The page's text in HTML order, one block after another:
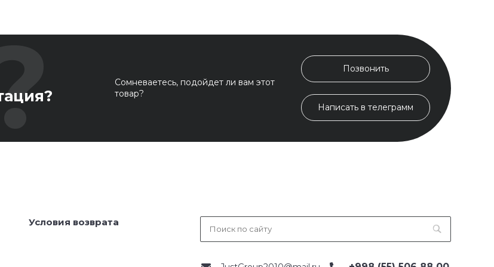
Сомневаетесь, подойдет ли вам этот
товар?
Позвонить
Написать в телеграмм
Условия возврата